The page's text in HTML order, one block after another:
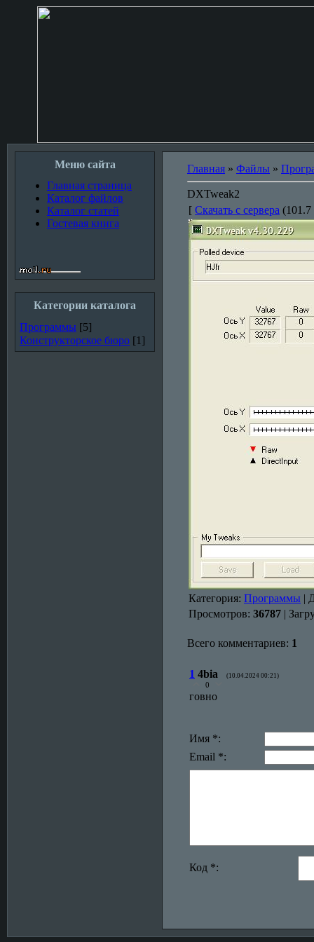
Меню сайта
Главная страница
Каталог файлов
Каталог статей
Гостевая книга
Категории каталога
Программы [5]
Конструкторское бюро [1]
Главная » Файлы »
DXTweak2
[ Скачать с сервера
Категория: Программы |
Просмотров: 36787 |
Всего комментариев: 1
1 4bia (10.04.2024 00:21)
0
говно
Имя *:
Email *:
Код *: